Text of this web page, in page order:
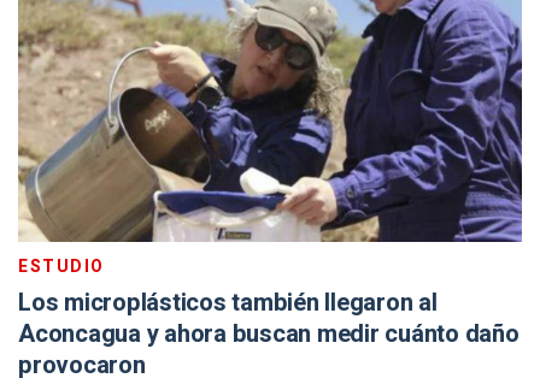
ESTUDIO
Los microplásticos también llegaron al
Aconcagua y ahora buscan medir cuánto daño
provocaron